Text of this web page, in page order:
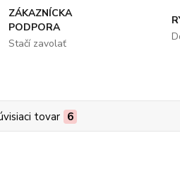
ZÁKAZNÍCKA
PODPORA
Stačí zavolať
tovar 6